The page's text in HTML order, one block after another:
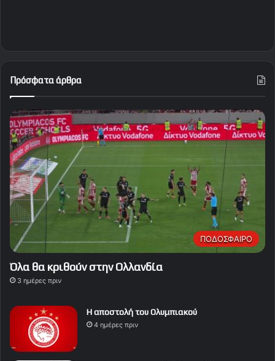
Πρόσφατα άρθρα
ΠΟΔΟΣΦΑΙΡΟ
Όλα θα κριθούν στην Ολλανδία
3 ημέρες πριν
Η αποστολή του Ολυμπιακού
4 ημέρες πριν